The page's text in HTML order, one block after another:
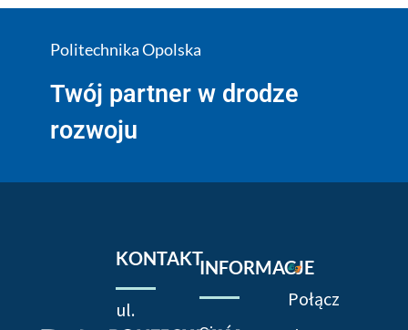
Politechnika Opolska
Twój partner w drodze
rozwoju
KONTAKT
ul.
INFORMACJE
Połącz